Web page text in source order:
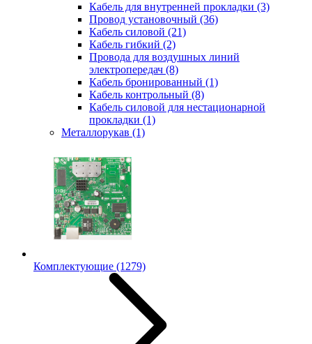
Кабель для внутренней прокладки (3)
Провод установочный (36)
Кабель силовой (21)
Кабель гибкий (2)
Провода для воздушных линий
электропередач (8)
Кабель бронированный (1)
Кабель контрольный (8)
Кабель силовой для нестационарной
прокладки (1)
Металлорукав (1)
Комплектующие (1279)